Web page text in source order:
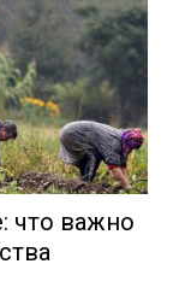
что важно